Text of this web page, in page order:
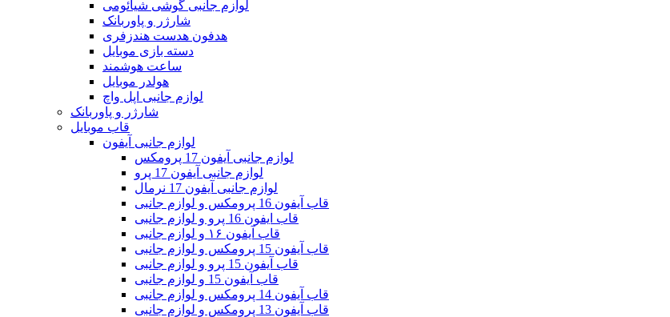
لوازم جانبی گوشی شیائومی
شارژر و پاوربانک
هدفون هدست هندزفری
دسته بازی موبایل
ساعت هوشمند
هولدر موبایل
لوازم جانبی اپل واچ
شارژر و پاوربانک
قاب موبایل
لوازم جانبی آیفون
لوازم جانبی آیفون 17 پرومکس
لوازم جانبی آیفون 17 پرو
لوازم جانبی آیفون 17 نرمال
قاب آیفون 16 پرومکس و لوازم جانبی
قاب ایفون 16 پرو و لوازم جانبی
قاب آیفون ۱۶ و لوازم جانبی
قاب آیفون 15 پرومکس و لوازم جانبی
قاب آیفون 15 پرو و لوازم جانبی
قاب آیفون 15 و لوازم جانبی
قاب آیفون 14 پرومکس و لوازم جانبی
قاب آیفون 13 پرومکس و لوازم جانبی